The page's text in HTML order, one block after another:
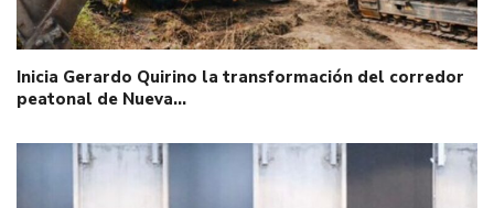
Inicia Gerardo Quirino la transformación del corredor
peatonal de Nueva…